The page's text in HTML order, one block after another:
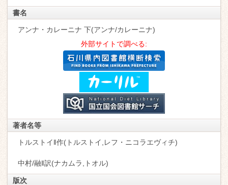
書名
アンナ・カレーニナ 下(アンナ/カレーニナ)
外部サイトで調べる:
著者名等
トルストイ‖作(トルストイ,レフ・ニコラエヴィチ)
中村/融‖訳(ナカムラ,トオル)
版次